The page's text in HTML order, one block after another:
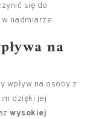
się do
nadmiarze.
na
wpływ na osoby z
dzięki jej
wysokiej